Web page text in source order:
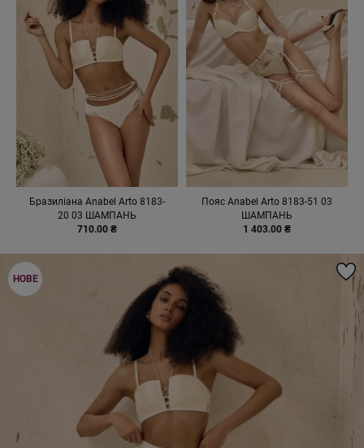
Бразиліана Anabel Arto 8183-
20 03 ШАМПАНЬ
710.00 ₴
Пояс Anabel Arto 8183-51 03
ШАМПАНЬ
1 403.00 ₴
НОВЕ